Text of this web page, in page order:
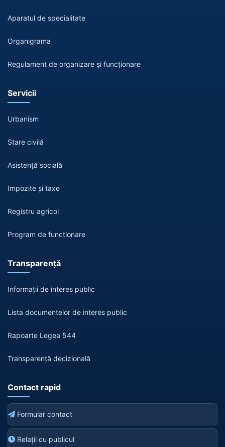
Aparatul de specialitate
Organigrama
Regulament de organizare și funcționare
Servicii
Urbanism
Stare civilă
Asistență socială
Impozite și taxe
Registru agricol
Program de funcționare
Transparență
Informații de interes public
Lista documentelor de interes public
Rapoarte Legea 544
Transparență decizională
Contact rapid
Formular contact
Relații cu publicul